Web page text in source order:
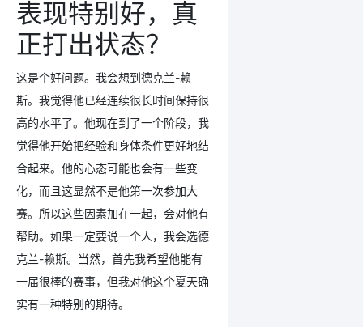
表现特别好，真
正打出状态？
这是个好问题。我会想到德克兰-赖
斯。我觉得他已经连续很长时间保持很
高的水平了。他现在到了一个阶段，我
觉得他开始把经验和身体条件更好地结
合起来。他的心态可能也会有一些变
化，而且这显然不是他第一次参加大
赛。所以这些因素加在一起，会对他有
帮助。如果一定要说一个人，我会选德
克兰-赖斯。当然，首先我希望他能有
一届很棒的赛事，但我对他这个夏天确
实有一种特别的期待。